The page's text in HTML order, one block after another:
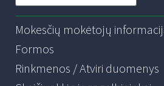
Mokesčių mokėtojų
Formos
Rinkmenos / Atviri duomenys